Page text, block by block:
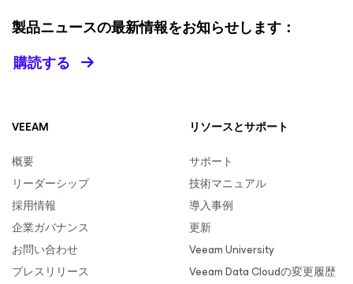
製品ニュースの最新情報をお知らせします：
購読する
VEEAM
概要
リーダーシップ
採用情報
企業ガバナンス
お問い合わせ
プレスリリース
リソースとサポート
サポート
技術マニュアル
導入事例
更新
Veeam University
Veeam Data Cloudの変更履歴